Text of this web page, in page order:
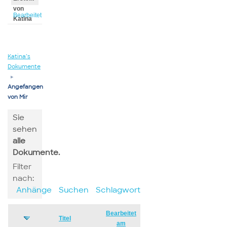
von
Katina
Bearbeitet
Katina’s
Dokumente
▸
Angefangen
von Mir
Sie
sehen
alle
Dokumente.
Filter
nach:
Anhänge
Suchen Schlagwort
Has
Titel
Bearbeitet
am